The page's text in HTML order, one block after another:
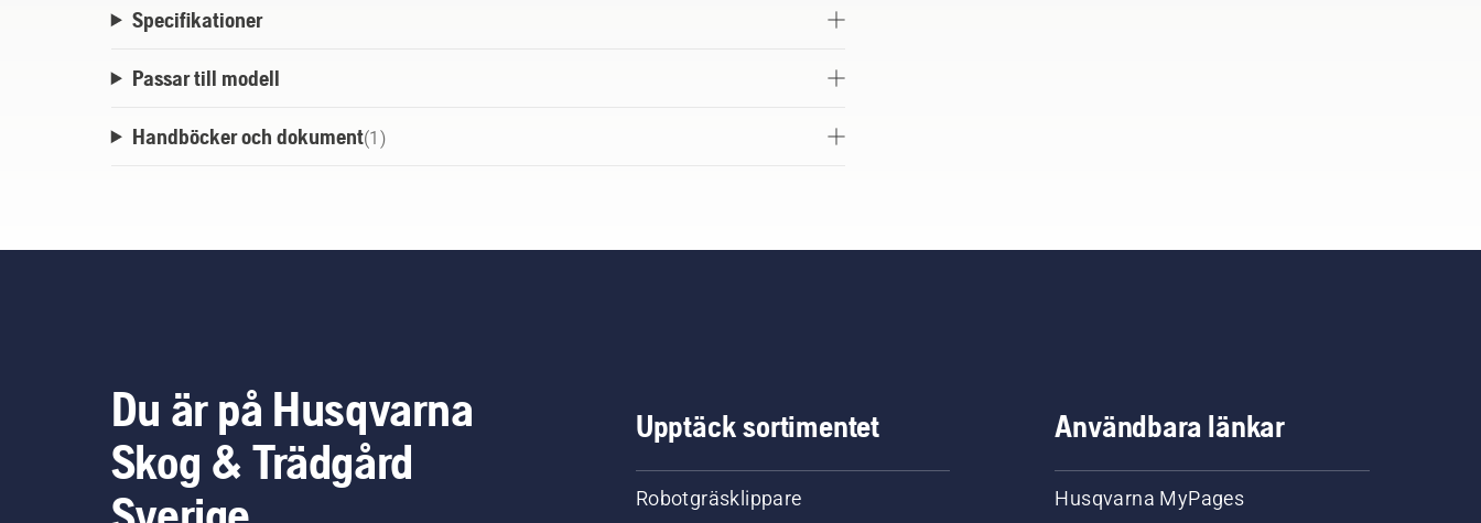
Specifikationer
Passar till modell
Handböcker och dokument(1 )
Du är på Husqvarna
Skog & Trädgård
Upptäck sortimentet
Robotgräsklippare
Användbara länkar
Husqvarna MyPages